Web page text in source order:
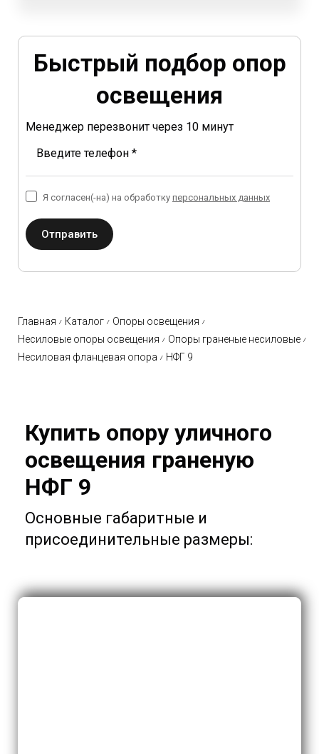
Быстрый подбор опор
освещения
Менеджер перезвонит через 10 минут
Введите телефон *
Отправить
Я согласен(-на) на обработку персональных данных
Главная Каталог
Опоры освещения
Несиловые опоры освещения
Опоры граненые несиловые
Несиловая фланцевая опора
НФГ 9
Купить опору уличного
освещения граненую
НФГ 9
Основные габаритные и
присоединительные размеры: